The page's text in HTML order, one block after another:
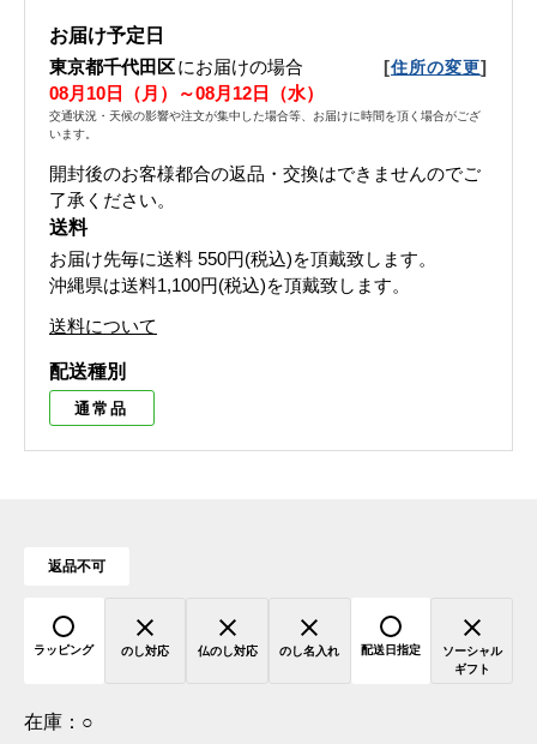
お届け予定日
東京都千代田区にお届けの場合 [住所の変更]
08月10日（月）～08月12日（水）
交通状況・天候の影響や注文が集中した場合等、お届けに時間を頂く場合がござ
います。
開封後のお客様都合の返品・交換はできませんのでご
了承ください。
送料
お届け先毎に送料 550円(税込)を頂戴致します。
沖縄県は送料1,100円(税込)を頂戴致します。
送料について
配送種別
通常品
返品不可
ラッピング のし対応 仏のし対応 のし名入れ 配送日指定
ソーシャル
ギフト
在庫： ○